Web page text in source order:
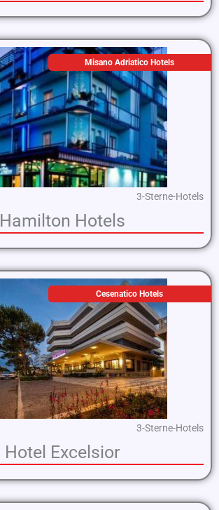
Misano Adriatico Hotels
3-Sterne-Hotels
Hamilton Hotels
Cesenatico Hotels
3-Sterne-Hotels
Hotel Excelsior